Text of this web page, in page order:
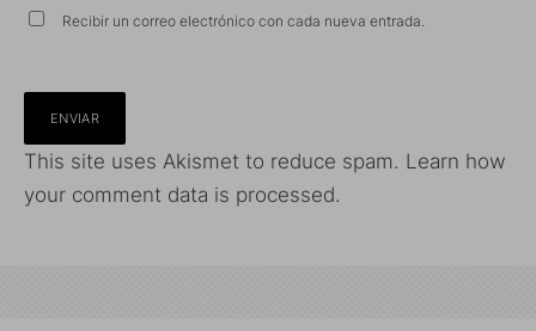
Recibir un correo electrónico con cada nueva entrada.
This site uses Akismet to reduce spam. Learn how
your comment data is processed.